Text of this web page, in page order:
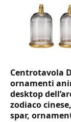
Centrotavola
ornamenti
desktop
zodiaco
spar,